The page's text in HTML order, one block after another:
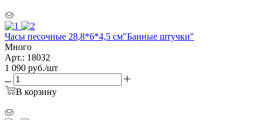
Часы песочные 28,8*6*4,5 см"Банные штучки"
Много
Арт.: 18032
1 090 руб./шт
В корзину